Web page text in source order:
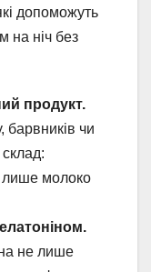
допоможуть
на ніч без
продукт.
барвників чи
лише молоко
не лише